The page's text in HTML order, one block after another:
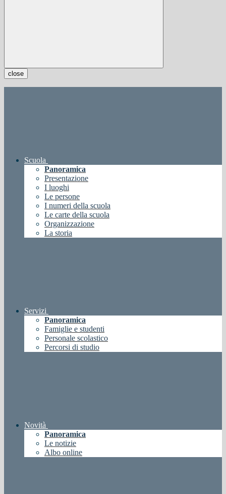
close
Scuola
Panoramica
Presentazione
I luoghi
Le persone
I numeri della scuola
Le carte della scuola
Organizzazione
La storia
Servizi
Panoramica
Famiglie e studenti
Personale scolastico
Percorsi di studio
Novità
Panoramica
Le notizie
Albo online